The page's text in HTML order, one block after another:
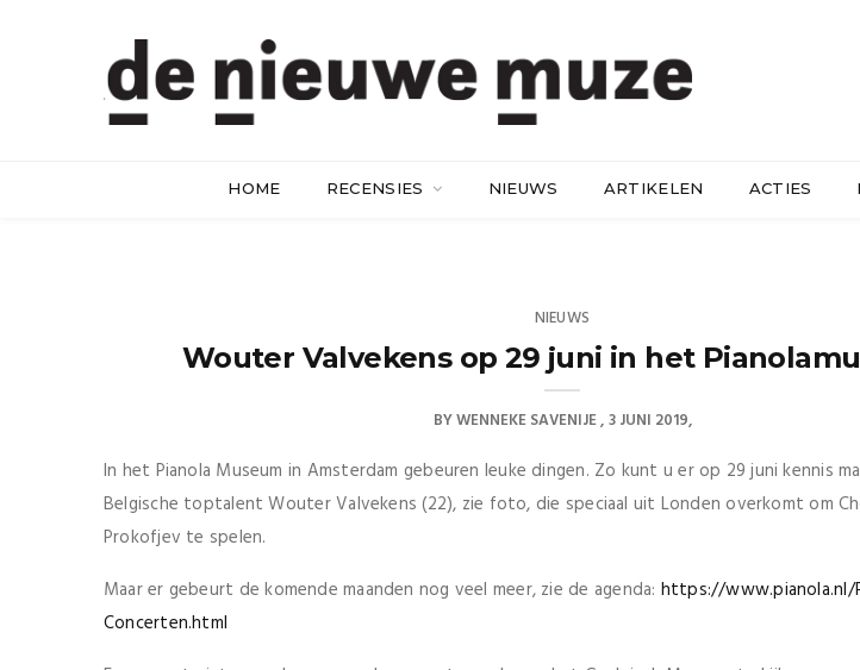
HOME RECENSIES NIEUWS ARTIKELEN ACTIES
NIEUWS
Wouter Valvekens op 29 juni in het
BYWENNEKE SAVENIJE 3 JUNI 2019
In het Pianola Museum in Amsterdam gebeuren leuke dingen. Zo kunt u er op 29 juni kennis
Belgische toptalent Wouter Valvekens (22), zie foto, die speciaal uit Londen overkomt om
Prokofjev te spelen.
Maar er gebeurt de komende maanden nog veel meer, zie de agenda: https://www.pianola.nl/
Concerten.html